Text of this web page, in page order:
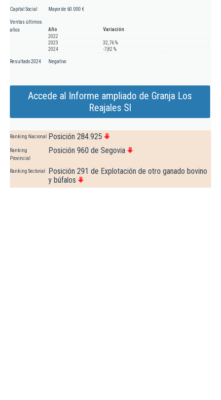
Capital Social Mayor de 60.000 €
Ventas últimos
años
Año
Variación
2022
2023
32,76 %
2024
-7,82 %
Resultado 2024 Negativo
Accede al Informe ampliado de Granja Los
Reajales Sl
Ranking Nacional Posición 284.925
Ranking
Provincial
Posición 960 de Segovia
Ranking Sectorial
Posición 291 de Explotación de otro ganado bovino
y búfalos